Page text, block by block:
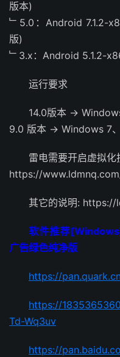
版本)
﹂5.0：Android 7.1.2-
版)
﹂3.x：Android 5.1.2-
运行要求
14.0版本 →
9.0 版本 → Windows 7
雷电需要开启虚拟
https://
其它的说明:
软件推荐
广告绿色纯净版
https://
https://
Td-Wq3uv
https://